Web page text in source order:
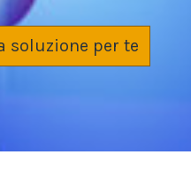
soluzione per te